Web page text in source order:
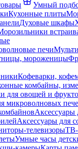
Умный
Кухонные плиты
Духовые шкафы
печи
мороженицы
Кофеварки,
комбайны,
для овощей и
микроволновых
Аксессуары
Аксессуары для
телевизорыТВ-
Умные часы